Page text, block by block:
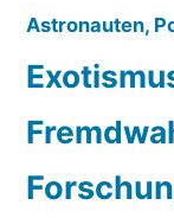
Astronauten,